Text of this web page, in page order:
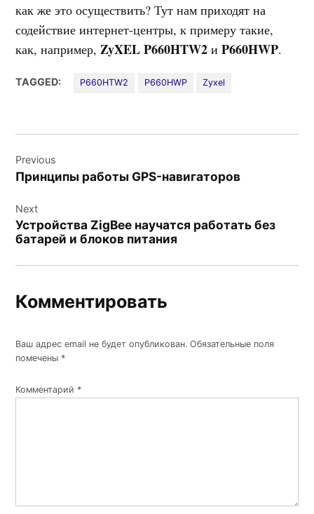
как же это осуществить? Тут нам приходят на
содействие интернет-центры, к примеру такие,
как, например,ZyXEL P660HTW2 иP660HWP.
TAGGED: P660HTW2 P660HWP Zyxel
по
записям
Previous
Принципы работы GPS-навигаторов
Next
Устройства ZigBee научатся работать без
батарей и блоков питания
Комментировать
Ваш адрес email не будет опубликован. Обязательные поля
помечены *
Комментарий *